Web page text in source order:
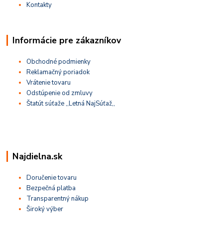
Kontakty
Informácie pre zákazníkov
Obchodné podmienky
Reklamačný poriadok
Vrátenie tovaru
Odstúpenie od zmluvy
Štatút súťaže ,,Letná NajSúťaž,,
Najdielna.sk
Doručenie tovaru
Bezpečná platba
Transparentný nákup
Široký výber